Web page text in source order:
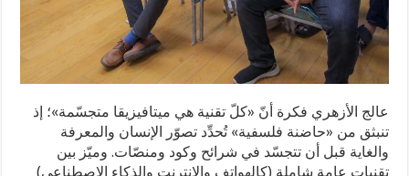
عالج الأزهري فكرة أنّ «كلّ تقنية هي ميتافيزيقا متجسّمة»؛ إذ
تنبثق من «حاضنة فلسفية» تُحدِّد تصوّر الإنسان والمعرفة
والغاية قبل أن تتجسّد في شرائح وكود ومنصّات. وميّز بين
تقنياتٍ عامةٍ شاملة (كالهواتف والإنترنت والذكاء الاصطناعي)